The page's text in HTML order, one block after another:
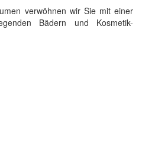
verwöhnen wir Sie mit einer
Bädern und Kosmetik-